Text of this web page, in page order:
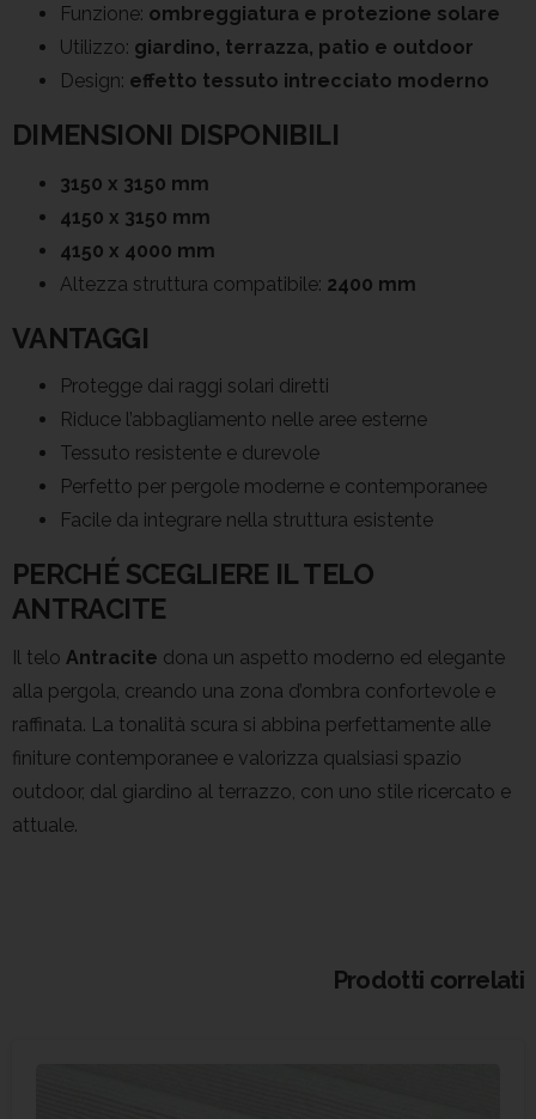
Funzione: ombreggiatura e protezione solare
Utilizzo: giardino, terrazza, patio e outdoor
Design: effetto tessuto intrecciato moderno
DIMENSIONI DISPONIBILI
3150 x 3150 mm
4150 x 3150 mm
4150 x 4000 mm
Altezza struttura compatibile: 2400 mm
VANTAGGI
Protegge dai raggi solari diretti
Riduce l’abbagliamento nelle aree esterne
Tessuto resistente e durevole
Perfetto per pergole moderne e contemporanee
Facile da integrare nella struttura esistente
PERCHÉ SCEGLIERE IL TELO
ANTRACITE
Il telo Antracite dona un aspetto moderno ed elegante
alla pergola, creando una zona d’ombra confortevole e
raffinata. La tonalità scura si abbina perfettamente alle
finiture contemporanee e valorizza qualsiasi spazio
outdoor, dal giardino al terrazzo, con uno stile ricercato e
attuale.
Prodotti correlati